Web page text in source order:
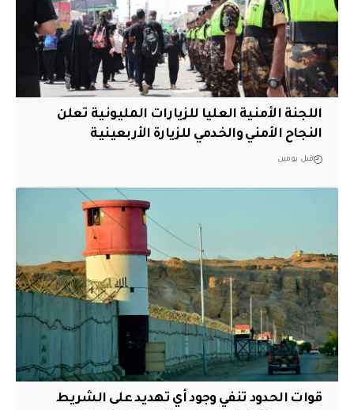
اللجنة الأمنية العليا للزيارات المليونية تعلن
النجاح الأمني والخدمي للزيارة الأربعينية
قبل يومين
قوات الحدود تنفي وجود أي تهديد على الشريط